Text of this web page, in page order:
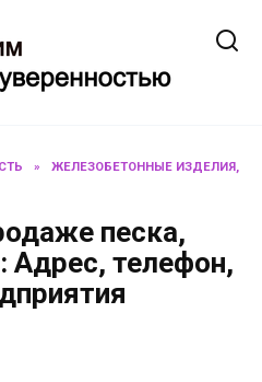
»
ЖЕЛЕЗОБЕТОННЫЕ ИЗДЕЛИЯ,
песка,
Адрес, телефон,